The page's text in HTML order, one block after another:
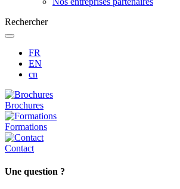
Rechercher
FR
EN
cn
Brochures
Formations
Contact
Une question ?